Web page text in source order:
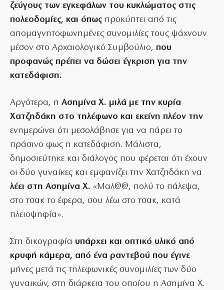
ζεύγους των εγκεφάλων του κυκλώματος στις
πολεοδομίες, και όπως προκύπτει από τις
απομαγνητοφωνημένες συνομιλίες τους ψάχνουν
μέσον στο Αρχαιολογικό Συμβούλιο, που
προφανώς πρέπει να δώσει έγκριση για την
κατεδάφιση.
Αργότερα, η Ασημίνα Χ. μιλά με την κυρία
Χατζηδάκη στο τηλέφωνο και εκείνη πλέον την
ενημερώνει ότι μεσολάβησε για να πάρει το
πράσινο φως η κατεδάφιση. Μάλιστα,
δημοσιεύτηκε και διάλογος που φέρεται ότι έχουν
οι δύο γυναίκες και εμφανίζει την Χατζηδάκη να
λέει στη Ασημίνα Χ. «Μαλ@@, πολύ το πάλεψα,
στο τσακ το έφερα, σου λέω στο τσακ, κατά
πλειοψηφία».
Στη δικογραφία υπάρχει και οπτικό υλικό από
κρυφή κάμερα, από ένα ραντεβού που έγινε
μήνες μετά τις τηλεφωνικές συνομιλίες των δύο
γυναικών, στη διάρκεια του οποίου η Ασημίνα Χ.